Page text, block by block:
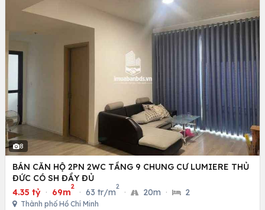
8
BÁN CĂN HỘ 2PN 2WC TẦNG 9 CHUNG CƯ LUMIERE THỦ
ĐỨC CÓ SH ĐẦY ĐỦ
4.35 tỷ · 69m
2
· 63 tr/m
2
· 20m · 2
Thành phố Hồ Chí Minh